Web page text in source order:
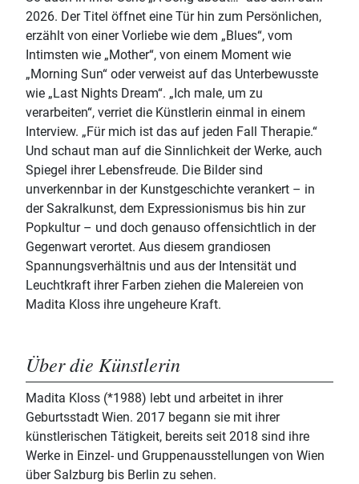
2026. Der Titel öffnet eine Tür hin zum Persönlichen,
erzählt von einer Vorliebe wie dem „Blues“, vom
Intimsten wie „Mother“, von einem Moment wie
„Morning Sun“ oder verweist auf das Unterbewusste
wie „Last Nights Dream“. „Ich male, um zu
verarbeiten“, verriet die Künstlerin einmal in einem
Interview. „Für mich ist das auf jeden Fall Therapie.“
Und schaut man auf die Sinnlichkeit der Werke, auch
Spiegel ihrer Lebensfreude. Die Bilder sind
unverkennbar in der Kunstgeschichte verankert – in
der Sakralkunst, dem Expressionismus bis hin zur
Popkultur – und doch genauso offensichtlich in der
Gegenwart verortet. Aus diesem grandiosen
Spannungsverhältnis und aus der Intensität und
Leuchtkraft ihrer Farben ziehen die Malereien von
Madita Kloss ihre ungeheure Kraft.
Über die Künstlerin
Madita Kloss (*1988) lebt und arbeitet in ihrer
Geburtsstadt Wien. 2017 begann sie mit ihrer
künstlerischen Tätigkeit, bereits seit 2018 sind ihre
Werke in Einzel- und Gruppenausstellungen von Wien
über Salzburg bis Berlin zu sehen.